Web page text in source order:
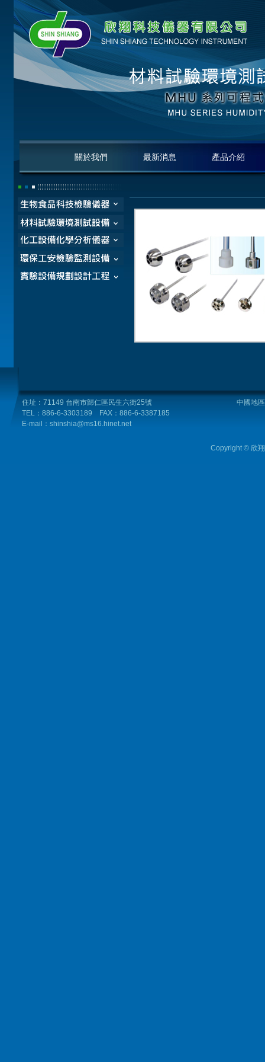
關於我們 最新消息 產品介紹
住址：71149 台南市歸仁區民生六街25號
TEL：886-6-3303189 FAX：886-6-3387185
E-mail：shinshia@ms16.hinet.net
中國地
Copyright © 欣